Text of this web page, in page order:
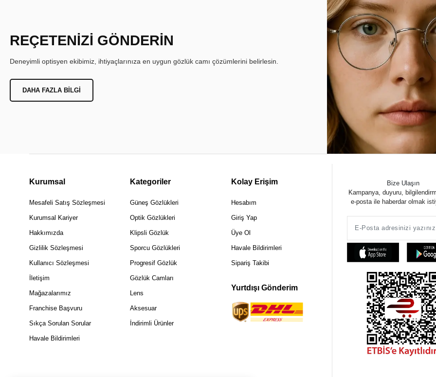
REÇETENİZİ GÖNDERİN
Deneyimli optisyen ekibimiz, ihtiyaçlarınıza en uygun gözlük camı çözümlerini belirlesin.
DAHA FAZLA BILGI
Kurumsal
Mesafeli Satış Sözleşmesi
Kurumsal Kariyer
Hakkımızda
Gizlilik Sözleşmesi
Kullanıcı Sözleşmesi
İletişim
Mağazalarımız
Franchise Başvuru
Sıkça Sorulan Sorular
Havale Bildirimleri
Kategoriler
Güneş Gözlükleri
Optik Gözlükleri
Klipsli Gözlük
Sporcu Gözlükleri
Progresif Gözlük
Gözlük Camları
Lens
Aksesuar
İndirimli Ürünler
Kolay Erişim
Hesabım
Giriş Yap
Üye Ol
Havale Bildirimleri
Sipariş Takibi
Yurtdışı Gönderim
Bize Ulaşın
Kampanya, duyuru,
e-posta ile haberdar olmak